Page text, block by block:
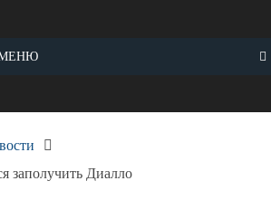
заполучить Диалло